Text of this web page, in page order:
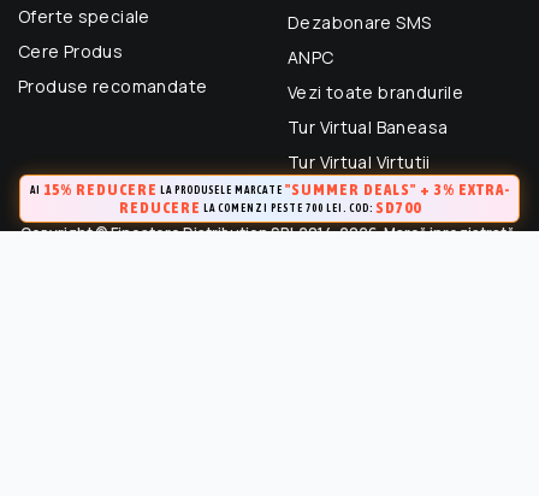
Oferte speciale
Cere Produs
Produse recomandate
Dezabonare SMS
ANPC
Vezi toate brandurile
Tur Virtual Baneasa
Tur Virtual Virtutii
Copyright © Finestore Distribution SRL 2014-2026. Marcă inregistrată.
AI 15% REDUCERE LA PRODUSELE MARCATE "SUMMER DEALS" + 3% EXTRA-
REDUCERE LA COMENZI PESTE 700 LEI. COD: SD700